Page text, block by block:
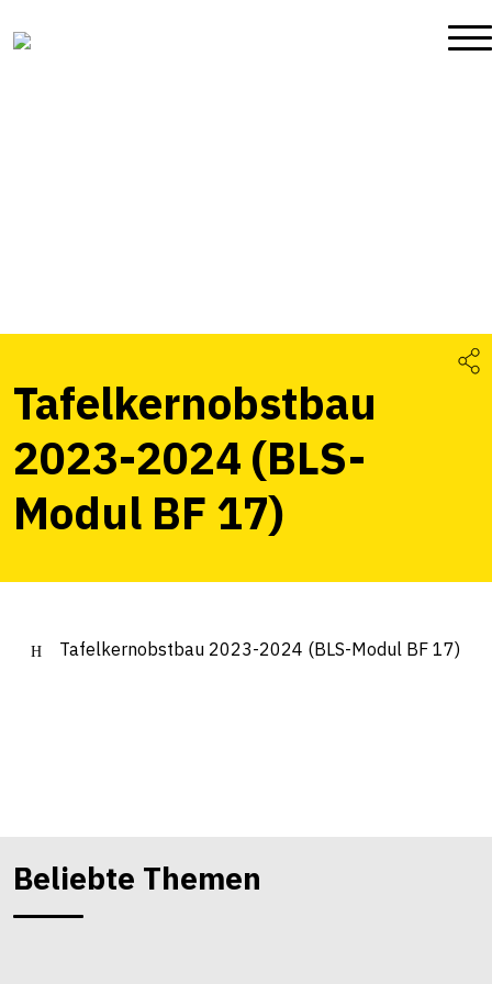
Tafelkernobstbau
2023-2024 (BLS-
Modul BF 17)
Tafelkernobstbau 2023-2024 (BLS-Modul BF 17)
Beliebte Themen